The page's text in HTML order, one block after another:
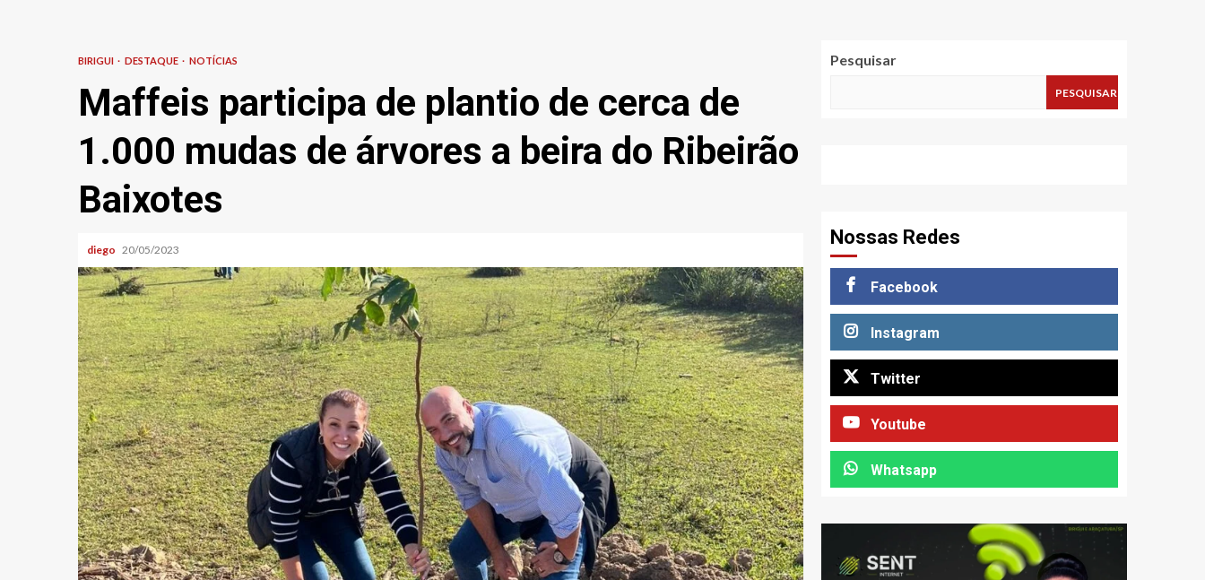
BIRIGUI DESTAQUE NOTÍCIAS
Maffeis participa de plantio de cerca de
1.000 mudas de árvores a beira do Ribeirão
Baixotes
diego 20/05/2023
Pesquisar
PESQUISAR
Nossas Redes
Facebook
Instagram
Twitter
Youtube
Whatsapp